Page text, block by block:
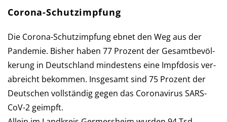
Corona-Schutzimpfung
Die Corona-Schutzimpfung ebnet den Weg aus der
Pan­de­mie. Bis­her haben 77 Pro­zent der Ge­samt­be­völ­
ke­rung in Deutsch­land min­des­tens eine Impf­dosis ver­
ab­reicht be­kommen. Ins­ge­samt sind 75 Pro­zent der
Deutschen voll­stän­dig gegen das Corona­virus SARS-
CoV-2 geimpft.